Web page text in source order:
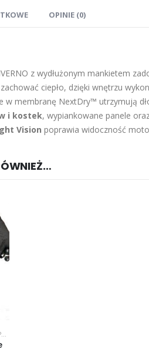
OPINIE (0)
z wydłużonym mankietem
ciepło, dzięki wnętrzu
w membranę NextDry™ utrzymują
i kostek, wypiankowane panele
Vision poprawia widoczność